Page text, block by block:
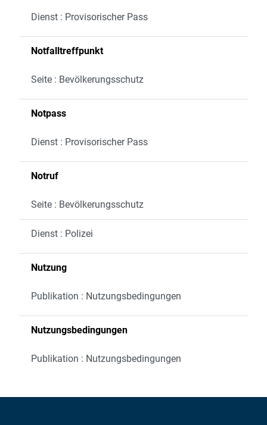
Dienst : Provisorischer Pass
Notfalltreffpunkt
Seite : Bevölkerungsschutz
Notpass
Dienst : Provisorischer Pass
Notruf
Seite : Bevölkerungsschutz
Dienst : Polizei
Nutzung
Publikation : Nutzungsbedingungen
Nutzungsbedingungen
Publikation : Nutzungsbedingungen